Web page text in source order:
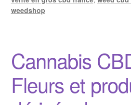
weedshop
Cannabis
Fleurs et